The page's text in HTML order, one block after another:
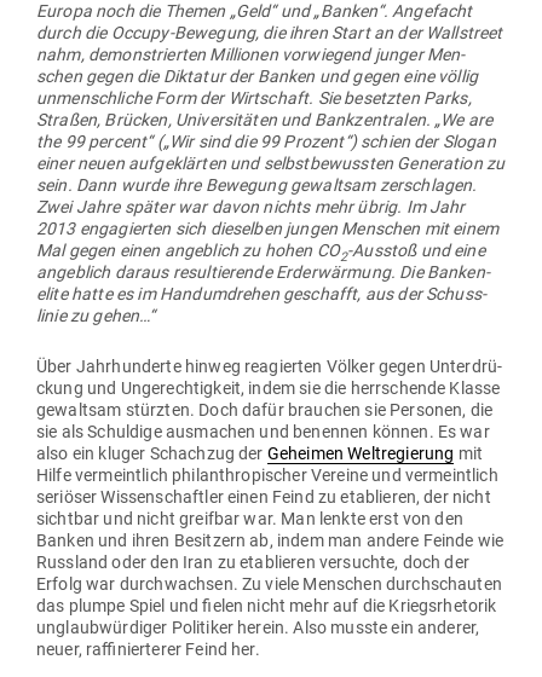
Europa noch die Themen „Geld“ und „Banken“. Ange­facht
durch die Occupy-Bewegung, die ihren Start an der Wall­street
nahm, demons­trierten Mil­lionen vor­wiegend junger Men­
schen gegen die Dik­tatur der Banken und gegen eine völlig
unmensch­liche Form der Wirt­schaft. Sie besetzten Parks,
Straßen, Brücken, Uni­ver­si­täten und Bank­zen­tralen. „We are
the 99 percent“ („Wir sind die 99 Prozent“) schien der Slogan
einer neuen auf­ge­klärten und selbst­be­wussten Gene­ration zu
sein. Dann wurde ihre Bewegung gewaltsam zer­schlagen.
Zwei Jahre später war davon nichts mehr übrig. Im Jahr
2013 enga­gierten sich die­selben jungen Men­schen mit einem
Mal gegen einen angeblich zu hohen CO2-Ausstoß und eine
angeblich daraus resul­tie­rende Erd­er­wärmung. Die Ban­ken­
elite hatte es im Hand­um­drehen geschafft, aus der Schuss­
linie zu gehen…“
Über Jahr­hun­derte hinweg reagierten Völker gegen Unter­drü­
ckung und Unge­rech­tigkeit, indem sie die herr­schende Klasse
gewaltsam stürzten. Doch dafür brauchen sie Per­sonen, die
sie als Schuldige aus­machen und benennen können. Es war
also ein kluger Schachzug der Geheimen Welt­re­gierung mit
Hilfe ver­meintlich phil­an­thro­pi­scher Vereine und ver­meintlich
seriöser Wis­sen­schaftler einen Feind zu eta­blieren, der nicht
sichtbar und nicht greifbar war. Man lenkte erst von den
Banken und ihren Besitzern ab, indem man andere Feinde wie
Russland oder den Iran zu eta­blieren ver­suchte, doch der
Erfolg war durch­wachsen. Zu viele Men­schen durch­schauten
das plumpe Spiel und fielen nicht mehr auf die Kriegs­rhe­torik
unglaub­wür­diger Poli­tiker herein. Also musste ein anderer,
neuer, raf­fi­nier­terer Feind her.